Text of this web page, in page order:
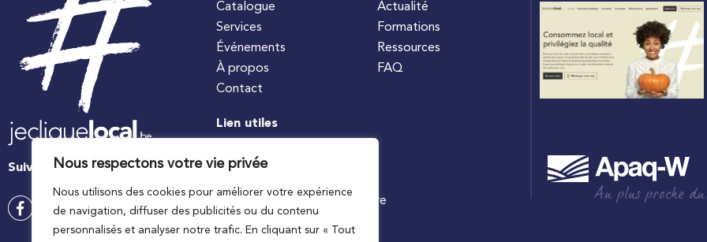
Nous respectons votre vie privée
Nous utilisons des cookies pour améliorer votre expérience
de navigation, diffuser des publicités ou du contenu
personnalisés et analyser notre trafic. En cliquant sur « Tout
Suivez-nous
Catalogue
Services
Événements
À propos
Contact
Actualité
Formations
Ressources
FAQ
Lien utiles
#jecuisinelocal
Ministre wallon de l’agriculture
Au plus proche